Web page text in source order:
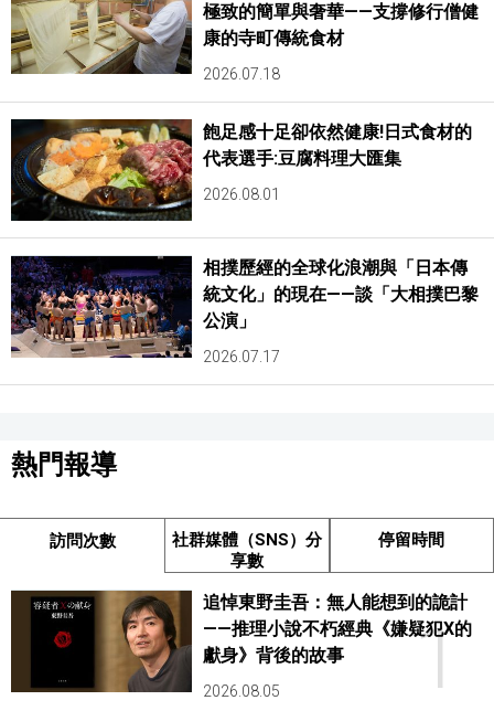
極致的簡單與奢華——支撐修行僧健
康的寺町傳統食材
2026.07.18
飽足感十足卻依然健康!日式食材的
代表選手:豆腐料理大匯集
2026.08.01
相撲歷經的全球化浪潮與「日本傳
統文化」的現在——談「大相撲巴黎
公演」
2026.07.17
熱門報導
訪問次數
社群媒體（SNS）分
享數
停留時間
1
追悼東野圭吾：無人能想到的詭計
——推理小說不朽經典《嫌疑犯X的
獻身》背後的故事
2026.08.05